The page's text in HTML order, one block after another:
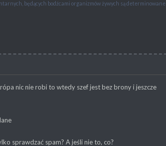
będących bodźcami organizmów żywych są determinowane
nic nie robi to wtedy szef jest bez brony i jeszcze
sprawdzać spam? A jeśli nie to, co?